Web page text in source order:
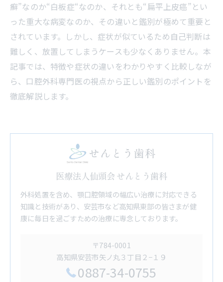
癬”なのか“白板症“なのか、それとも“扁平上皮癌”とい
った重大な病変なのか、その違いと鑑別が極めて重要と
されています。しかし、症状が似ているため自己判断は
難しく、放置してしまうケースも少なくありません。本
記事では、特徴や症状の違いをわかりやすく比較しなが
ら、口腔外科専門医の視点から正しい鑑別のポイントを
徹底解説します。
医療法人仙頭会 せんとう歯科
外科処置を含め、顎口腔領域の幅広い治療に対応できる
知識と技術があり、安芸市など高知県東部の皆さまが健
康に毎日を過ごすための治療に専念しております。
〒784-0001
高知県安芸市矢ノ丸３丁目２−１９
0887-34-0755